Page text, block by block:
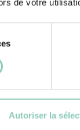
de votre
Autoriser la